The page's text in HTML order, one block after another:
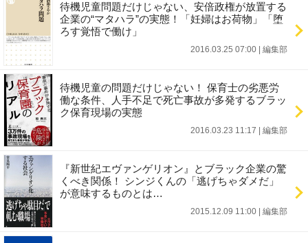
待機児童問題だけじゃない、安倍政権が放置する
企業の“マタハラ”の実態！「妊婦はお荷物」「堕
ろす覚悟で働け」
2016.03.25 07:00 編集部
待機児童の問題だけじゃない！ 保育士の劣悪労
働な条件、人手不足で死亡事故が多発するブラッ
ク保育現場の実態
2016.03.23 11:17 編集部
『新世紀エヴァンゲリオン』とブラック企業の驚
くべき関係！ シンジくんの「逃げちゃダメだ」
が意味するものとは…
2015.12.09 11:00 編集部